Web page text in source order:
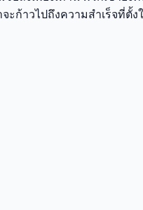
ะก้าวไปถึงความสำเร็จที่ตั้ง